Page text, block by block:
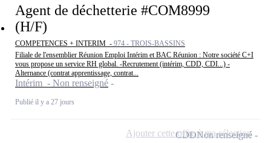
Agent de déchetterie #COM8999
(H/F)
COMPETENCES + INTERIM - 974 - TROIS-BASSINS
Filiale de l'ensemblier Réunion Emploi Intérim et BAC Réunion : Notre société C+I
vous propose un service RH global. -Recrutement (intérim, CDD, CDI...) -
Alternance (contrat apprentissage, contrat...
Intérim - Non renseigné
Publié il y a 27 jours
CDDNon renseigné
Ajouter cette offre à ma sélection